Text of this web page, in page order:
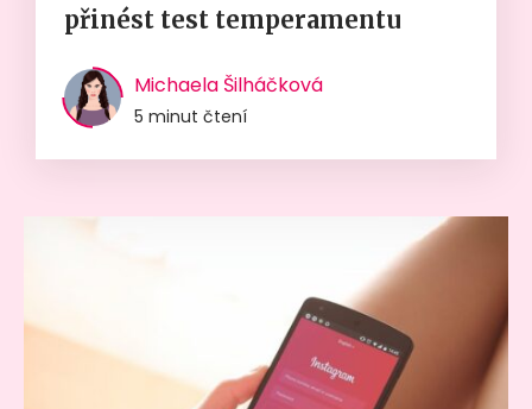
přinést test temperamentu
Michaela Šilháčková
5 minut čtení